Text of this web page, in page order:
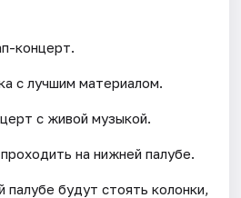
концерт.
с лучшим материалом.
с живой музыкой.
на нижней палубе.
палубе будут стоять колонки,